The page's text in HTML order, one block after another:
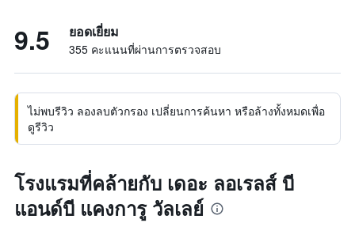
9.5 ยอดเยี่ยม
355 คะแนนที่ผ่านการตรวจสอบ
ไม่พบรีวิว ลองลบตัวกรอง เปลี่ยนการค้นหา หรือล้างทั้งหมดเพื่อ
ดูรีวิว
โรงแรมที่คล้ายกับ เดอะ ลอเรลส์ บี
แอนด์บี แคงการู วัลเลย์